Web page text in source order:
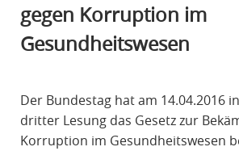
gegen Korruption im
Gesundheitswesen
Der Bundestag hat am 14.04.2016
dritter Lesung das Gesetz zur
Korruption im Gesundheitswesen